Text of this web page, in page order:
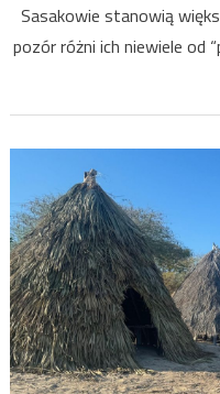
Sasakowie stanowią
pozór różni ich niewiele od